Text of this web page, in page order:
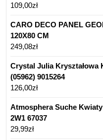
109,00zł
CARO DECO PANEL
120X80 CM
249,08zł
Crystal Julia Kryształowa
(05962) 9015264
126,00zł
Atmosphera Suche
2W1 67037
29,99zł